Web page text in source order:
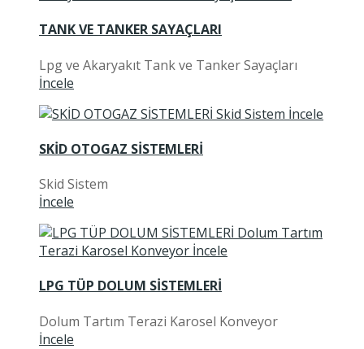
TANK VE TANKER SAYAÇLARI
Lpg ve Akaryakıt Tank ve Tanker Sayaçları
İncele
SKİD OTOGAZ SİSTEMLERİ
Skid Sistem
İncele
LPG TÜP DOLUM SİSTEMLERİ
Dolum Tartım Terazi Karosel Konveyor
İncele